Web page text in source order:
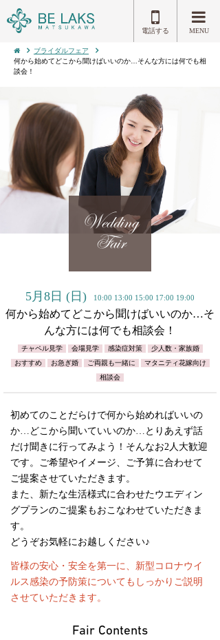
電話する MENU
ブライダルフェア
何から始めてどこから聞けばいいのか…そんな方には何でも相
談会！
Wedding
Fair
5月8日 (日) 10:00 13:00 15:00 17:00 19:00
何から始めてどこから聞けばいいのか…そ
んな方には何でも相談会！
チャペル見学 会場見学 感染症対策
少人数・家族婚
おすすめ
お急ぎ婚 ご両親も一緒に
マタニティ花嫁向け
相談会
初めてのことだらけで何から始めればいいの
か…どこから聞いていいのか…とりあえず話
だけ聞きに行ってみよう！そんなお2人大歓迎
です。ご希望やイメージ、ご予算に合わせて
ご提案させていただきます。
また、新たな生活様式に合わせたウエディン
グプランのご提案もおこなわせていただきま
す。
どうぞお気軽にお越しください♪
皆様の安心・安全を第一に、新型コロナウイ
ルス感染の予防策についてもしっかりご説明
させていただきます。
Fair Contents